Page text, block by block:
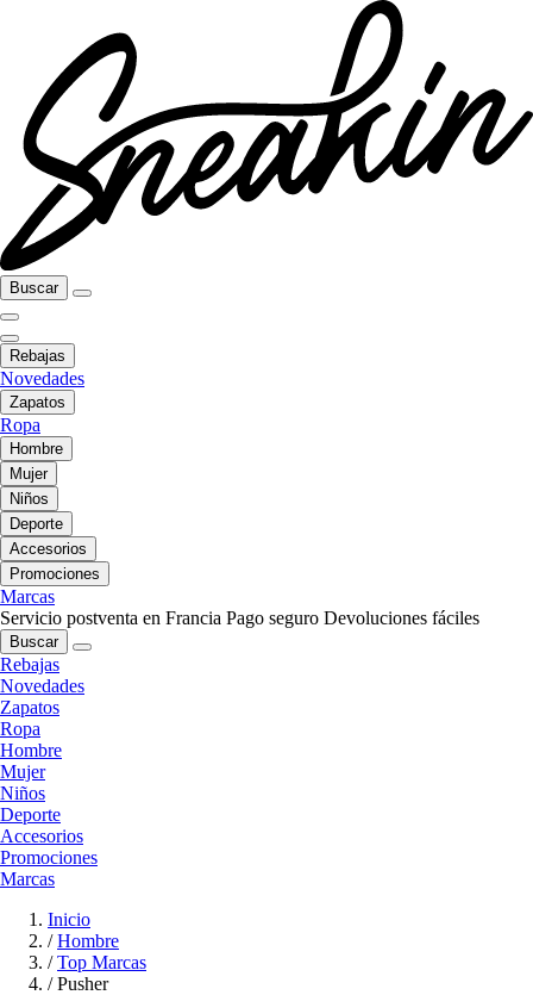
Buscar
Rebajas
Novedades
Zapatos
Ropa
Hombre
Mujer
Niños
Deporte
Accesorios
Promociones
Marcas
Servicio postventa en Francia Pago seguro Devoluciones fáciles
Buscar
Rebajas
Novedades
Zapatos
Ropa
Hombre
Mujer
Niños
Deporte
Accesorios
Promociones
Marcas
Inicio
/ Hombre
/ Top Marcas
/ Pusher